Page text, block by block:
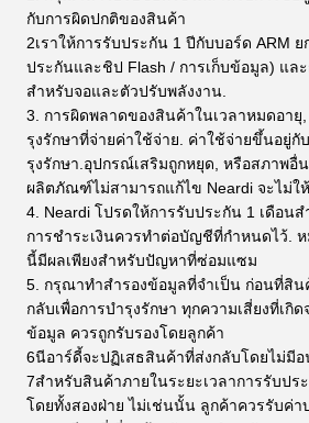
กับการผิดปกติของสินค้า
2เราให้การรับประกัน 1 ปีกับบอร์ด ARM
ประกันและชิป Flash / การเก็บข้อมูล) แล
สําหรับจอและตัวปรับพลังงาน.
3. การผิดพลาดของสินค้าในเวลาหมดอายุ
รุงรักษาที่จ่ายค่าใช้จ่าย. ค่าใช้จ่ายขึ้นอยู่กั
รุงรักษา.อุปกรณ์เสริมถูกหยุด, หรือสภาพอื่
ผลิตภัณฑ์ไม่สามารถแก้ไข Neardi จะไม่ใ
4. Neardi โปรดให้การรับประกัน 1 เดือน
การชําระเงินควรทําต่อบัญชีที่กําหนดไว้.
นี้มีผลเพียงสําหรับปัญหาที่ซ่อมแซม
5. กรุณาทําสํารองข้อมูลที่จําเป็น ก่อนที่สิน
กลับเพื่อการบํารุงรักษา ทุกความเสี่ยงที่เกิ
ข้อมูล ควรถูกรับรองโดยลูกค้า
6นีอาร์ดี้จะปฏิเสธสินค้าที่ส่งกลับโดยไม่มี
7สําหรับสินค้าภายในระยะเวลาการรับป
โดยทั้งสองฝ่าย ไม่เช่นนั้น ลูกค้าควรรับค่